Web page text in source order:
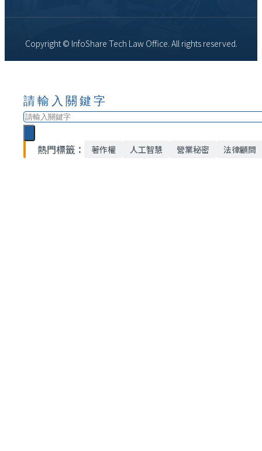
Copyright © InfoShare Tech Law Office. All rights reserved.
請輸入關鍵字
搜
尋
熱門標籤：
著作權 人工智慧 營業秘密 法律顧問